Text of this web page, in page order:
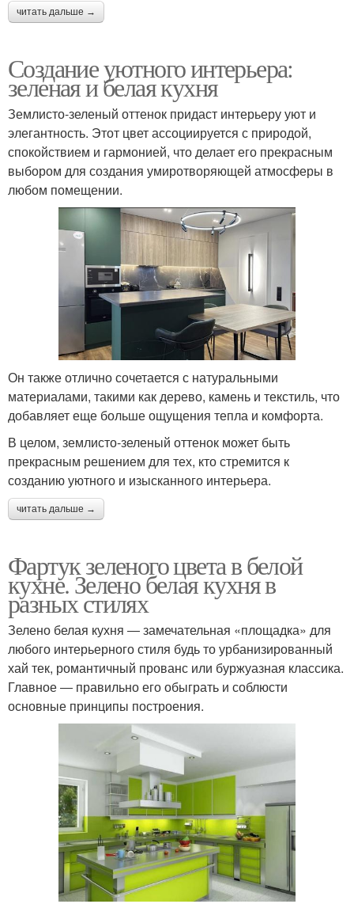
читать дальше →
Создание уютного интерьера:
зеленая и белая кухня
Землисто-зеленый оттенок придаст интерьеру уют и
элегантность. Этот цвет ассоциируется с природой,
спокойствием и гармонией, что делает его прекрасным
выбором для создания умиротворяющей атмосферы в
любом помещении.
Он также отлично сочетается с натуральными
материалами, такими как дерево, камень и текстиль, что
добавляет еще больше ощущения тепла и комфорта.
В целом, землисто-зеленый оттенок может быть
прекрасным решением для тех, кто стремится к
созданию уютного и изысканного интерьера.
читать дальше →
Фартук зеленого цвета в белой
кухне. Зелено белая кухня в
разных стилях
Зелено белая кухня ― замечательная «площадка» для
любого интерьерного стиля будь то урбанизированный
хай тек, романтичный прованс или буржуазная классика.
Главное ― правильно его обыграть и соблюсти
основные принципы построения.